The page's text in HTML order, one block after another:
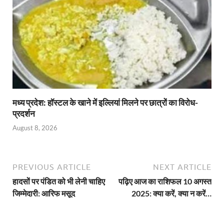
मध्य प्रदेश: हॉस्टल के खाने में इल्लियां मिलने पर छात्रों का विरोध-
प्रदर्शन
August 8, 2026
PREVIOUS ARTICLE
हादसों पर पंडित को भी लेनी चाहिए
जिम्मेदारी: आरिफ मसूद
NEXT ARTICLE
पढ़िए आज का राशिफल 10 अगस्त
2025: क्या करें, क्या न करें…